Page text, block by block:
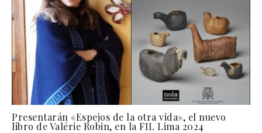
Presentarán «Espejos de la otra vida», el nuevo
libro de Valérie Robin, en la FIL Lima 2024